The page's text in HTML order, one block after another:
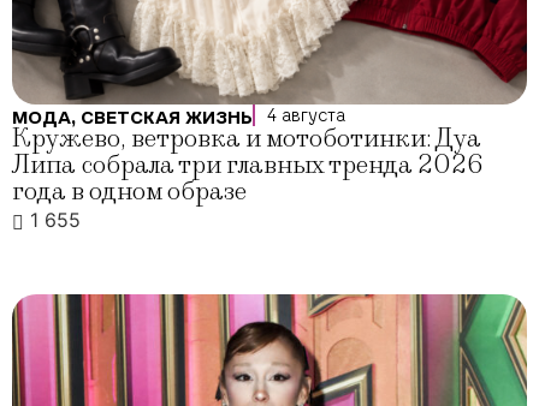
МОДА, СВЕТСКАЯ ЖИЗНЬ 4 августа
Кружево, ветровка и мотоботинки: Дуа
Липа собрала три главных тренда 2026
года в одном образе
1 655